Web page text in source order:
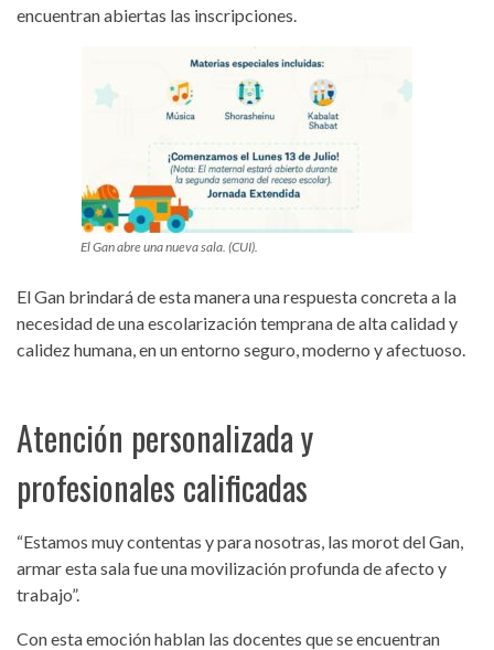
encuentran abiertas las inscripciones.
El Gan abre una nueva sala. (CUI).
El Gan brindará de esta manera una respuesta concreta a la
necesidad de una escolarización temprana de alta calidad y
calidez humana, en un entorno seguro, moderno y afectuoso.
Atención personalizada y
profesionales calificadas
“Estamos muy contentas y para nosotras, las morot del Gan,
armar esta sala fue una movilización profunda de afecto y
trabajo”.
Con esta emoción hablan las docentes que se encuentran